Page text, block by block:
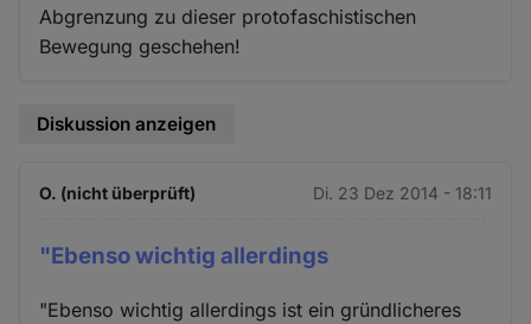
Abgrenzung zu dieser protofaschistischen
Bewegung geschehen!
Diskussion anzeigen
O. (nicht überprüft) Di. 23 Dez 2014 - 18:11
"Ebenso wichtig allerdings
"Ebenso wichtig allerdings ist ein gründlicheres